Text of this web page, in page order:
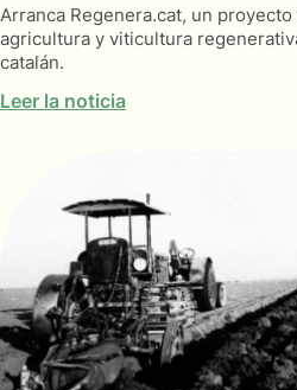
Arranca Regenera.cat, un
agricultura y viticultura
catalán.
Leer la noticia